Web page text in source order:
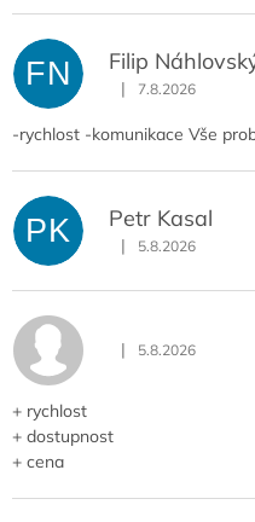
e
n
í FN Filip
Hodnocení
| 7.8.2026
-rychlost -komunikace Vše
PK Petr Kasal
Hodnocení
| 5.8.2026
Hodnocení
| 5.8.2026
+ rychlost
+ dostupnost
+ cena